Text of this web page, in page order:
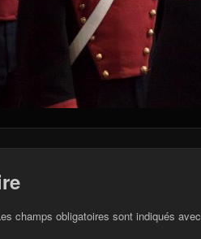
champs obligatoires sont indiqués avec